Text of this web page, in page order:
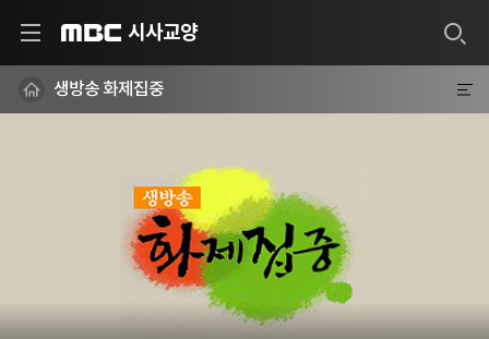
시사교양
생방송 화제집중